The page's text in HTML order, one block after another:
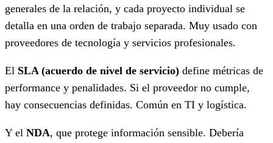
generales de la relación, y cada proyecto individual se
detalla en una orden de trabajo separada. Muy usado con
proveedores de tecnología y servicios profesionales.
El SLA (acuerdo de nivel de servicio) define métricas de
performance y penalidades. Si el proveedor no cumple,
hay consecuencias definidas. Común en TI y logística.
Y el NDA, que protege información sensible. Debería